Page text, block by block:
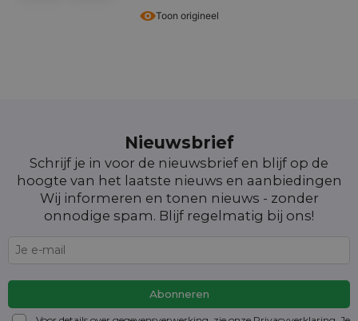
Toon origineel
Nieuwsbrief
Schrijf je in voor de nieuwsbrief en blijf op de
hoogte van het laatste nieuws en aanbiedingen
Wij informeren en tonen nieuws - zonder
onnodige spam. Blijf regelmatig bij ons!